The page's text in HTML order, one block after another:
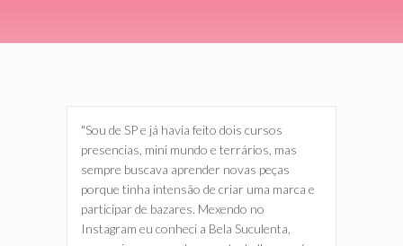
"Sou de SP e já havia feito dois cursos
presencias, mini mundo e terrários, mas
sempre buscava aprender novas peças
porque tinha intensão de criar uma marca e
participar de bazares. Mexendo no
Instagram eu conheci a Bela Suculenta,